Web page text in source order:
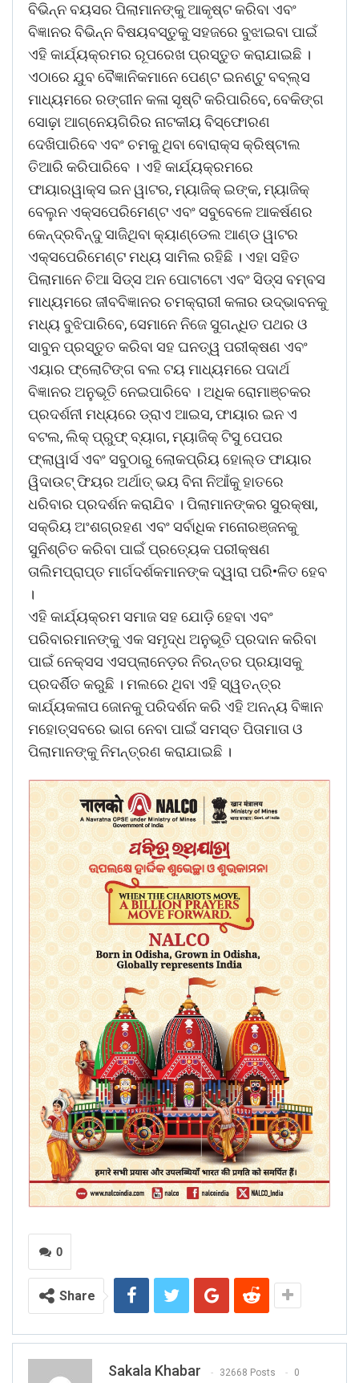
ବିଭିନ୍ନ ବୟସର ପିଲାମାନଙ୍କୁ ଆକୃଷ୍ଟ କରିବା ଏବଂ
ବିଜ୍ଞାନର ବିଭିନ୍ନ ବିଷୟବସ୍ତୁକୁ ସହଜରେ ବୁଝାଇବା ପାଇଁ
ଏହି କାର୍ଯ୍ୟକ୍ରମର ରୂପରେଖ ପ୍ରସ୍ତୁତ କରାଯାଇଛି ।
ଏଠାରେ ଯୁବ ବୈଜ୍ଞାନିକମାନେ ପେଣ୍ଟ ଇନଣ୍ଟୁ ବବ୍ଲ୍ସ
ମାଧ୍ୟମରେ ରଙ୍ଗୀନ କଳା ସୃଷ୍ଟି କରିପାରିବେ, ବେକିଙ୍ଗ
ସୋଢ଼ା ଆଗ୍ନେୟଗିରିର ନାଟକୀୟ ବିସ୍ଫୋରଣ
ଦେଖିପାରିବେ ଏବଂ ଚମକୁ ଥିବା ବୋରାକ୍ସ କ୍ରିଷ୍ଟାଲ
ତିଆରି କରିପାରିବେ । ଏହି କାର୍ଯ୍ୟକ୍ରମରେ
ଫାୟାରୱାକ୍ସ ଇନ ୱାଟର, ମ୍ୟାଜିକ୍ ଇଙ୍କ, ମ୍ୟାଜିକ୍
ବେଲୁନ ଏକ୍ସପେରିମେଣ୍ଟ ଏବଂ ସବୁବେଳେ ଆକର୍ଷଣର
କେନ୍ଦ୍ରବିନ୍ଦୁ ସାଜିଥିବା କ୍ୟାଣ୍ଡେଲ ଆଣ୍ଡ ୱାଟର
ଏକ୍ସପେରିମେଣ୍ଟ ମଧ୍ୟ ସାମିଲ ରହିଛି । ଏହା ସହିତ
ପିଲାମାନେ ଚିଆ ସିଡ୍ସ ଅନ ପୋଟାଟୋ ଏବଂ ସିଡ୍ସ ବମ୍ବସ
ମାଧ୍ୟମରେ ଜୀବବିଜ୍ଞାନର ଚମକ୍ରାରୀ କଳାର ଉଦ୍ଭାବନକୁ
ମଧ୍ୟ ବୁଝିପାରିବେ, ସେମାନେ ନିଜେ ସୁଗନ୍ଧିତ ପଥର ଓ
ସାବୁନ ପ୍ରସ୍ତୁତ କରିବା ସହ ଘନତ୍ୱ ପରୀକ୍ଷଣ ଏବଂ
ଏୟାର ଫ୍ଲୋଟିଙ୍ଗ ବଲ ଟୟ ମାଧ୍ୟମରେ ପଦାର୍ଥ
ବିଜ୍ଞାନର ଅନୁଭୂତି ନେଇପାରିବେ । ଅଧିକ ରୋମାଞ୍ଚକର
ପ୍ରଦର୍ଶନୀ ମଧ୍ୟରେ ଡ୍ରାଏ ଆଇସ, ଫାୟାର ଇନ ଏ
ବଟଲ, ଲିକ୍ ପ୍ରୁଫ୍ ବ୍ୟାଗ, ମ୍ୟାଜିକ୍ ଟିସୁ ପେପର
ଫ୍ଲାୱାର୍ସ ଏବଂ ସବୁଠାରୁ ଲୋକପ୍ରିୟ ହୋଲ୍ଡ ଫାୟାର
ୱିଦାଉଟ୍ ଫିୟର ଅର୍ଥାତ୍ ଭୟ ବିନା ନିଆଁକୁ ହାତରେ
ଧରିବାର ପ୍ରଦର୍ଶନ କରାଯିବ । ପିଲାମାନଙ୍କର ସୁରକ୍ଷା,
ସକ୍ରିୟ ଅଂଶଗ୍ରହଣ ଏବଂ ସର୍ବାଧିକ ମନୋରଞ୍ଜନକୁ
ସୁନିଶ୍ଚିତ କରିବା ପାଇଁ ପ୍ରତ୍ୟେକ ପରୀକ୍ଷଣ
ତାଲିମପ୍ରାପ୍ତ ମାର୍ଗଦର୍ଶକମାନଙ୍କ ଦ୍ୱାରା ପରି•ଳିତ ହେବ
।
ଏହି କାର୍ଯ୍ୟକ୍ରମ ସମାଜ ସହ ଯୋଡ଼ି ହେବା ଏବଂ
ପରିବାରମାନଙ୍କୁ ଏକ ସମୃଦ୍ଧ ଅନୁଭୂତି ପ୍ରଦାନ କରିବା
ପାଇଁ ନେକ୍ସସ ଏସପ୍ଲାନେଡ଼ର ନିରନ୍ତର ପ୍ରୟାସକୁ
ପ୍ରଦର୍ଶିତ କରୁଛି । ମଲରେ ଥିବା ଏହି ସ୍ୱତନ୍ତ୍ର
କାର୍ଯ୍ୟକଳାପ ଜୋନକୁ ପରିଦର୍ଶନ କରି ଏହି ଅନନ୍ୟ ବିଜ୍ଞାନ
ମହୋତ୍ସବରେ ଭାଗ ନେବା ପାଇଁ ସମସ୍ତ ପିତାମାତା ଓ
ପିଲାମାନଙ୍କୁ ନିମନ୍ତ୍ରଣ କରାଯାଇଛି ।
0
Share
Sakala Khabar 32668 Posts 0